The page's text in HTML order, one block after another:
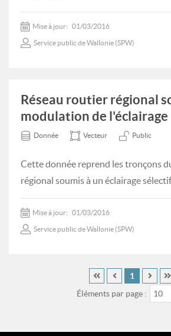
Mise à jour: 01/03/2016
Service public de Wallonie (SPW)
Réseau routier régional
modulation de l'éclairage
Donnée Vecteur Public
Cette donnée reprend les tronçons
régional soumis à un éclairage
Mise à jour: 01/03/2016
Service public de Wallonie (SPW)
Éléments par page : 10
1